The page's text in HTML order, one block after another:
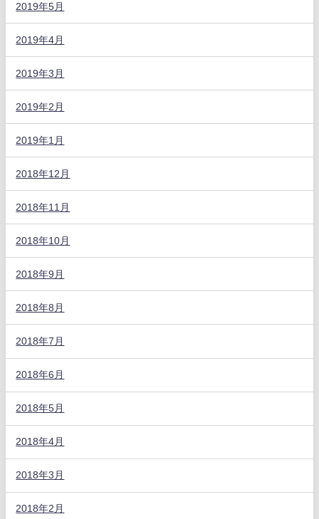
2019年5月
2019年4月
2019年3月
2019年2月
2019年1月
2018年12月
2018年11月
2018年10月
2018年9月
2018年8月
2018年7月
2018年6月
2018年5月
2018年4月
2018年3月
2018年2月